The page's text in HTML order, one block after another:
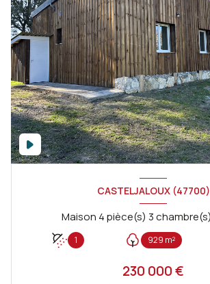
CASTELJALOUX (47700)
1 929 m²
230 000 €